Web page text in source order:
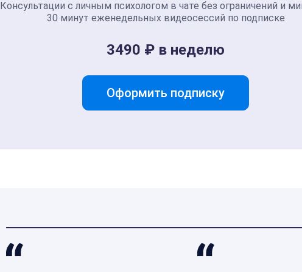
Консультации с личным психологом в чате без ограничений и
30 минут еженедельных видеосессий по подписке
3490 ₽ в неделю
Оформить подписку